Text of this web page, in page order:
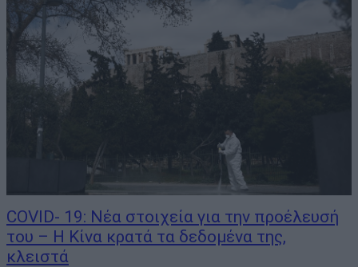
COVID- 19: Νέα στοιχεία για την προέλευσή
του – Η Κίνα κρατά τα δεδομένα της,
κλειστά